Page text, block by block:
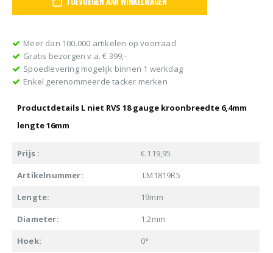
Meer dan 100.000 artikelen op voorraad
Gratis bezorgen v.a. € 399,-
Spoedlevering mogelijk binnen 1 werkdag
Enkel gerenommeerde tacker merken
Productdetails L niet RVS 18 gauge kroonbreedte 6,4mm
lengte 16mm
Prijs :
€.119,95
Artikelnummer:
LM1819R5
Lengte:
19mm
Diameter:
1,2mm
Hoek:
0°